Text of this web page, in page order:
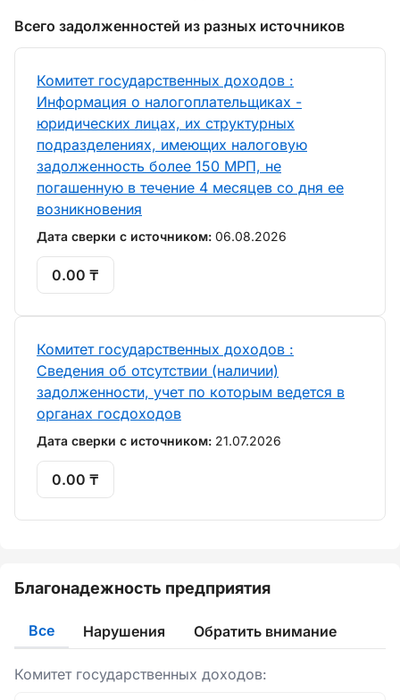
Всего задолженностей из разных источников
Комитет государственных доходов :
Информация о налогоплательщиках -
юридических лицах, их структурных
подразделениях, имеющих налоговую
задолженность более 150 МРП, не
погашенную в течение 4 месяцев со дня ее
возникновения
Дата сверки с источником: 06.08.2026
0.00 ₸
Комитет государственных доходов :
Сведения об отсутствии (наличии)
задолженности, учет по которым ведется в
органах госдоходов
Дата сверки с источником: 21.07.2026
0.00 ₸
Благонадежность предприятия
Все Нарушения Обратить внимание
Комитет государственных доходов: